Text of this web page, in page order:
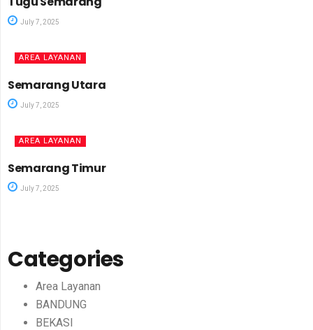
July 7, 2025
AREA LAYANAN
Semarang Utara
July 7, 2025
AREA LAYANAN
Semarang Timur
July 7, 2025
Categories
Area Layanan
BANDUNG
BEKASI